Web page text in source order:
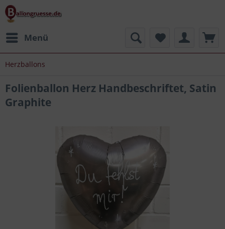
Menü
Herzballons
Folienballon Herz Handbeschriftet, Satin
Graphite